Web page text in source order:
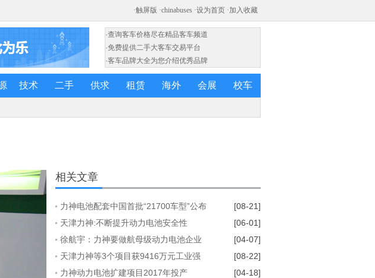
·查询客车价格尽在精品客车频道
·免费提供二手大客车交易平台
·客车品牌大全为您介绍优秀品牌
技术 二手 供求 租赁 海外 会展 校车
相关文章
力神电池配套中国首批“21700车型”公布
[08-21]
天津力神:不断提升动力电池安全性
[06-01]
徐航宇：力神要做航母级动力电池企业
[04-07]
天津力神等3个项目获9416万元工业强
基资金支持
[08-22]
力神动力电池扩建项目2017年投产
[04-18]